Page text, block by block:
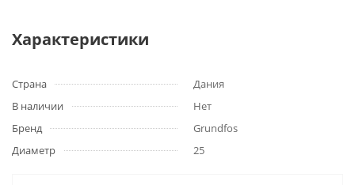
Характеристики
Страна
Дания
В наличии
Нет
Бренд
Grundfos
Диаметр
25